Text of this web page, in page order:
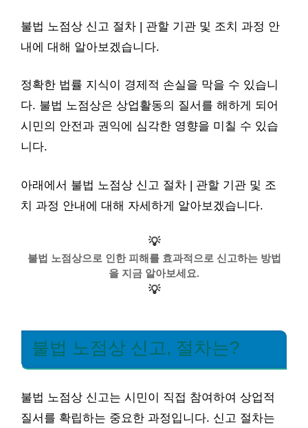
불법 노점상 신고 절차 | 관할 기관 및 조치 과정 안
내에 대해 알아보겠습니다.
정확한 법률 지식이 경제적 손실을 막을 수 있습니
다. 불법 노점상은 상업활동의 질서를 해하게 되어
시민의 안전과 권익에 심각한 영향을 미칠 수 있습
니다.
아래에서 불법 노점상 신고 절차 | 관할 기관 및 조
치 과정 안내에 대해 자세하게 알아보겠습니다.
💡
불법 노점상으로 인한 피해를 효과적으로 신고하는 방법
을 지금 알아보세요.
💡
불법 노점상 신고, 절차는?
불법 노점상 신고는 시민이 직접 참여하여 상업적
질서를 확립하는 중요한 과정입니다. 신고 절차는